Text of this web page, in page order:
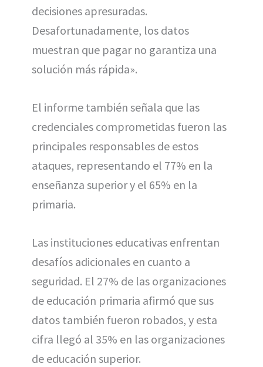
decisiones apresuradas.
Desafortunadamente, los datos
muestran que pagar no garantiza una
solución más rápida».
El informe también señala que las
credenciales comprometidas fueron las
principales responsables de estos
ataques, representando el 77% en la
enseñanza superior y el 65% en la
primaria.
Las instituciones educativas enfrentan
desafíos adicionales en cuanto a
seguridad. El 27% de las organizaciones
de educación primaria afirmó que sus
datos también fueron robados, y esta
cifra llegó al 35% en las organizaciones
de educación superior.